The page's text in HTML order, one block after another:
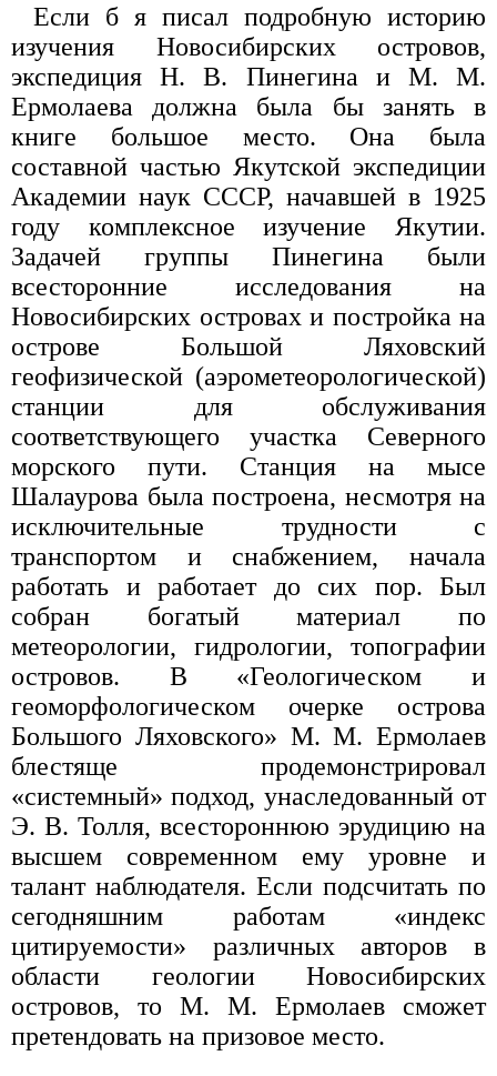
Если б я писал подробную историю
изучения Новосибирских островов,
экспедиция Н. В. Пинегина и М. М.
Ермолаева должна была бы занять в
книге большое место. Она была
составной частью Якутской экспедиции
Академии наук СССР, начавшей в 1925
году комплексное изучение Якутии.
Задачей группы Пинегина были
всесторонние исследования на
Новосибирских островах и постройка на
острове Большой Ляховский
геофизической (аэрометеорологической)
станции для обслуживания
соответствующего участка Северного
морского пути. Станция на мысе
Шалаурова была построена, несмотря на
исключительные трудности с
транспортом и снабжением, начала
работать и работает до сих пор. Был
собран богатый материал по
метеорологии, гидрологии, топографии
островов. В «Геологическом и
геоморфологическом очерке острова
Большого Ляховского» М. М. Ермолаев
блестяще продемонстрировал
«системный» подход, унаследованный от
Э. В. Толля, всестороннюю эрудицию на
высшем современном ему уровне и
талант наблюдателя. Если подсчитать по
сегодняшним работам «индекс
цитируемости» различных авторов в
области геологии Новосибирских
островов, то М. М. Ермолаев сможет
претендовать на призовое место.